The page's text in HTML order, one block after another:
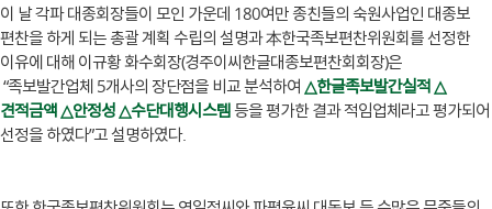
이 날 각파 대종회장들이 모인 가운데 180여만 종친들의 숙원사업인 대종보
편찬을 하게 되는 총괄 계획 수립의 설명과 本한국족보편찬위원회를 선정한
이유에 대해 이규황 화수회장(경주이씨한글대종보편찬회회장)은
“족보발간업체 5개사의 장단점을 비교 분석하여 △한글족보발간실적 △
견적금액 △안정성 △수단대행시스템등을 평가한 결과 적임업체라고 평가되어
선정을 하였다”고 설명하였다.